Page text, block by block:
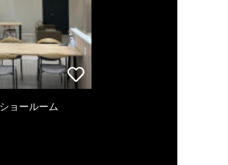
ョールーム